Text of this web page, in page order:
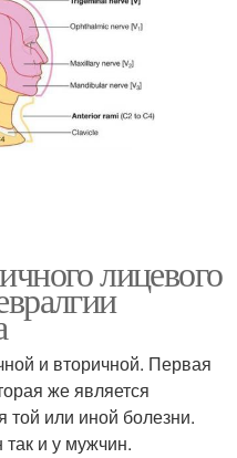
лицевого
и вторичной. Первая
же является
той или иной болезни.
и у мужчин.